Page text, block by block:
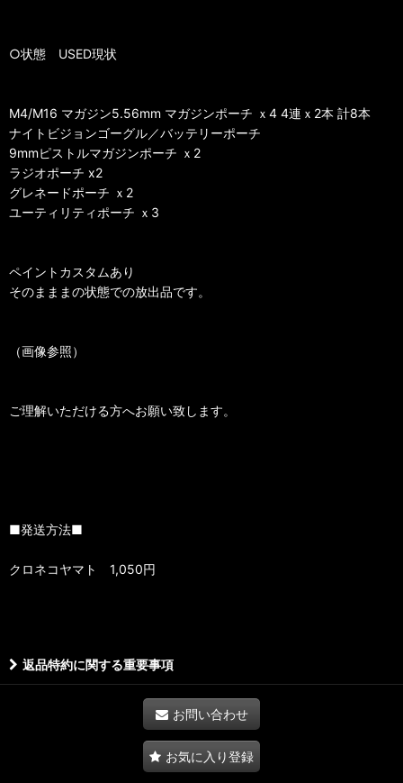
○状態 USED現状
M4/M16 マガジン5.56mm マガジンポーチ ｘ4 4連ｘ2本 計8本
ナイトビジョンゴーグル／バッテリーポーチ
9mmピストルマガジンポーチ ｘ2
ラジオポーチ x2
グレネードポーチ ｘ2
ユーティリティポーチ ｘ3
ペイントカスタムあり
そのまままの状態での放出品です。
（画像参照）
ご理解いただける方へお願い致します。
■発送方法■
クロネコヤマト 1,050円
返品特約に関する重要事項
お問い合わせ
お気に入り登録